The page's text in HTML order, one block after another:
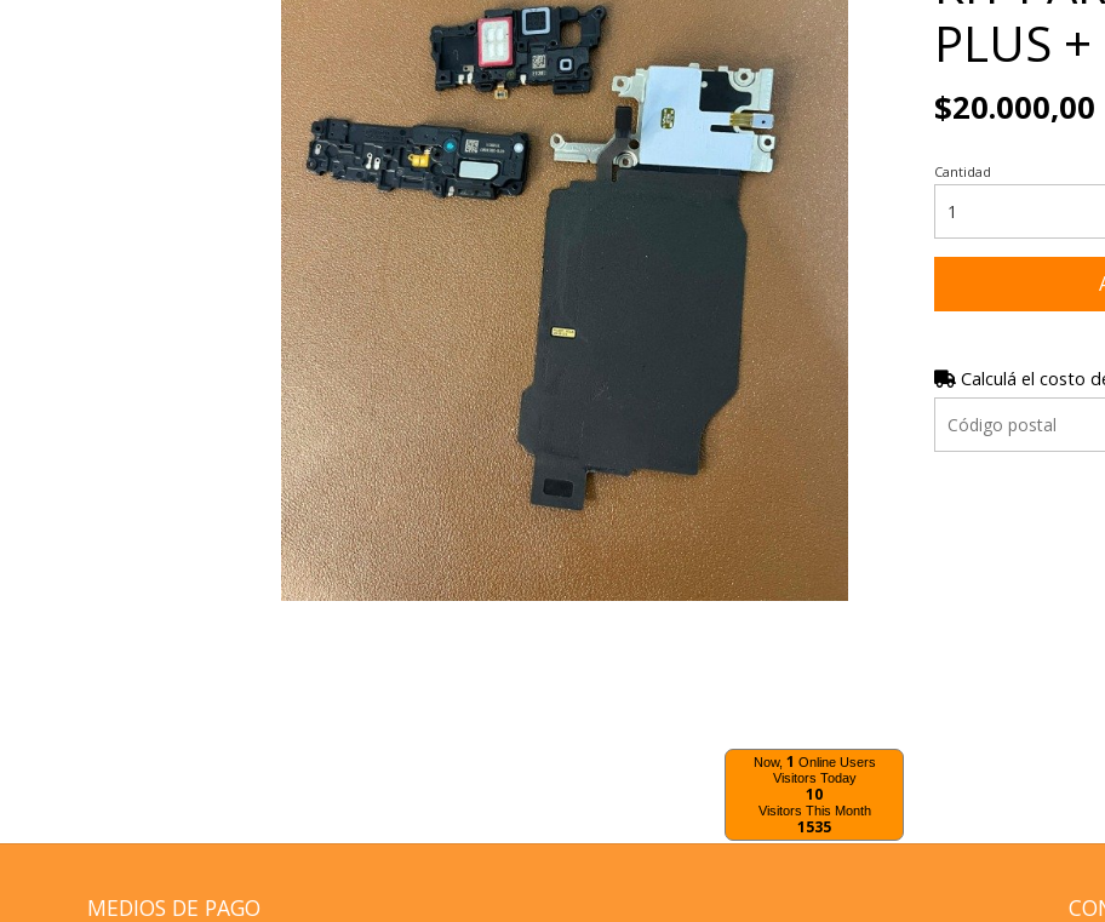
PLUS
$20.000,00
Cantidad
Calculá el costo
Now, 1 Online Users
Visitors Today
10
Visitors This Month
1535
MEDIOS DE PAGO